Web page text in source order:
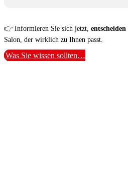
👉 Informieren Sie sich jetzt, entscheiden
Salon, der wirklich zu Ihnen passt.
Was Sie wissen sollten…